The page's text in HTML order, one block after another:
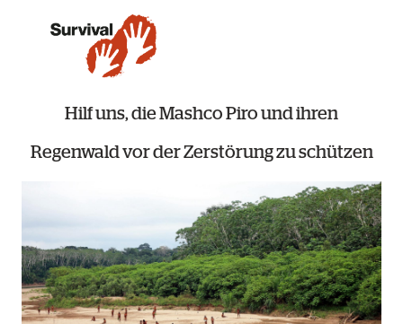
Hilf uns, die Mashco Piro und ihren
Regenwald vor der Zerstörung zu schützen